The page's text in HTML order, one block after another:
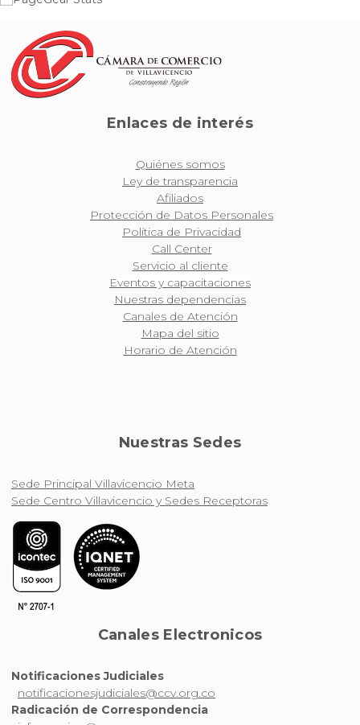
Enlaces de interés
Quiénes somos
Ley de transparencia
Afiliados
Protección de Datos Personales
Política de Privacidad
Call Center
Servicio al cliente
Eventos y capacitaciones
Nuestras dependencias
Canales de Atención
Mapa del sitio
Horario de Atención
Nuestras Sedes
Sede Principal Villavicencio Meta
Sede Centro Villavicencio y Sedes Receptoras
Canales Electronicos
Notificaciones Judiciales
notificacionesjudiciales@ccv.org.co
Radicación de Correspondencia